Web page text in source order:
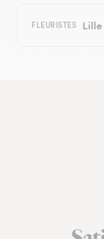
FLEURISTES Lille